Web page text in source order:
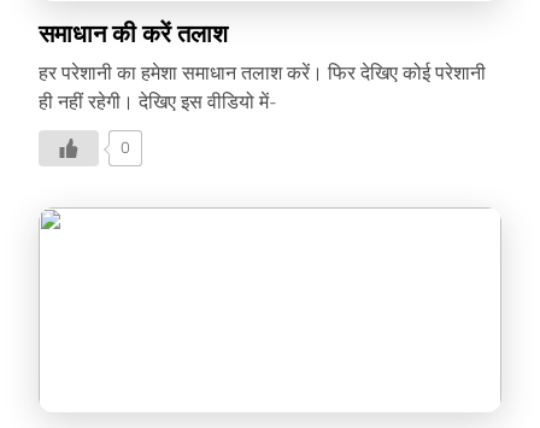
समाधान की करें तलाश
हर परेशानी का हमेशा समाधान तलाश करें। फिर देखिए कोई परेशानी
ही नहीं रहेगी। देखिए इस वीडियो में-
0